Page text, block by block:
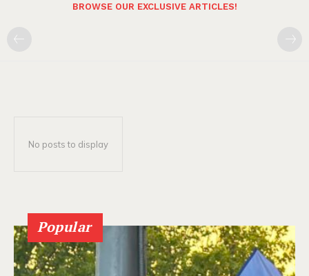
BROWSE OUR EXCLUSIVE ARTICLES!
No posts to display
Popular